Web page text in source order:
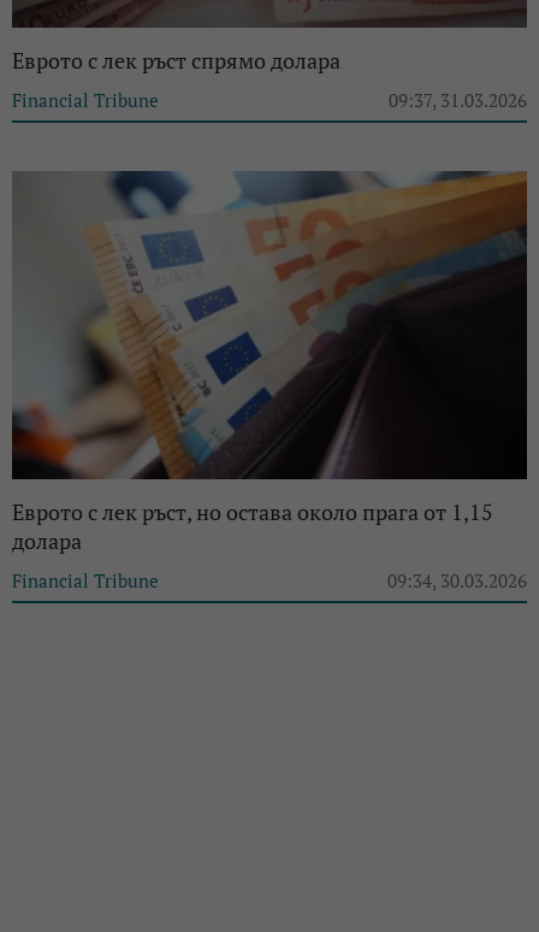
Еврото с лек ръст спрямо долара
Financial Tribune 09:37, 31.03.2026
Еврото с лек ръст, но остава около прага от 1,15
долара
Financial Tribune 09:34, 30.03.2026